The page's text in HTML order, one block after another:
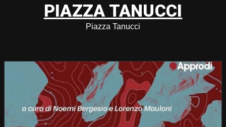
PIAZZA TANUCCI
Piazza Tanucci